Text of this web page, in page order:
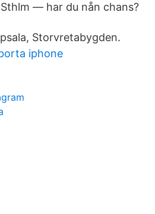
— har du nån chans?
Storvretabygden.
iphone